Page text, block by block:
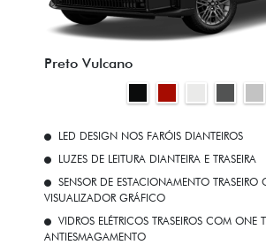
Preto Vulcano
LED DESIGN NOS FARÓIS DIANTEIROS
LUZES DE LEITURA DIANTEIRA E TRASEIRA
SENSOR DE ESTACIONAMENTO TRASEIRO
VISUALIZADOR GRÁFICO
VIDROS ELÉTRICOS TRASEIROS COM ONE
ANTIESMAGAMENTO